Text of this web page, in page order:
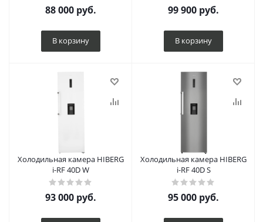
88 000 руб.
В корзину
99 900 руб.
В корзину
Холодильная камера HIBERG
i-RF 40D W
93 000 руб.
Холодильная камера HIBERG
i-RF 40D S
95 000 руб.